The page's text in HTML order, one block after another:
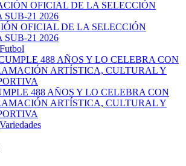
OFICIAL DE LA SELECCIÓN
21 2026
Futbol
488 AÑOS Y LO CELEBRA CON
ARTÍSTICA, CULTURAL Y
Variedades